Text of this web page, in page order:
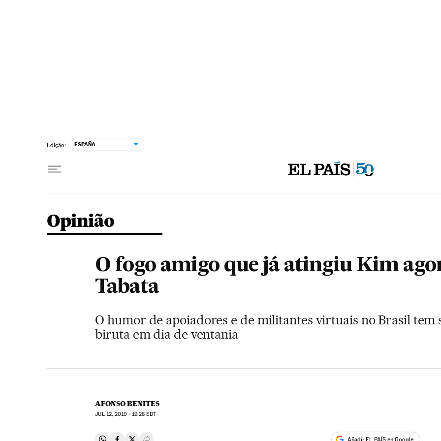
Edição: ESPAÑA
Opinião
O fogo amigo que já atingiu Kim
Tabata
O humor de apoiadores e de militantes virtuais no Brasil tem
biruta em dia de ventania
AFONSO BENITES
JUL12, 2019 - 19:28 EDT
Añadir EL PAÍS en Google